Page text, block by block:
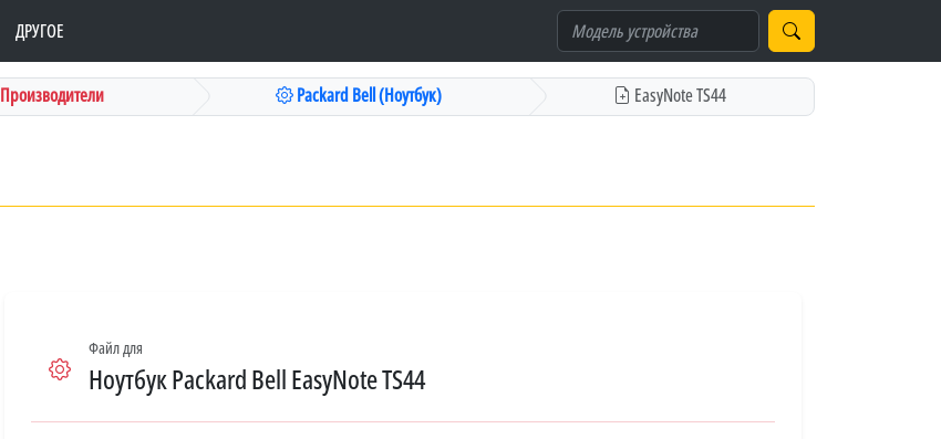
ДРУГОЕ
Производители Packard Bell (Ноутбук) EasyNote TS44
Файл для
Ноутбук Packard Bell EasyNote TS44